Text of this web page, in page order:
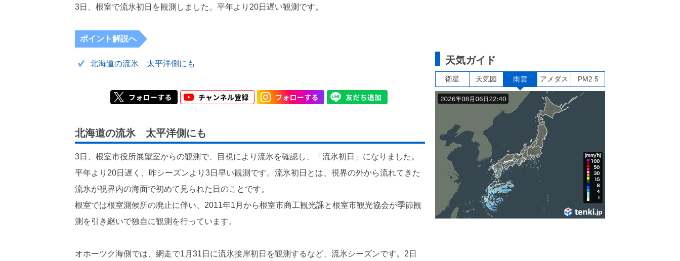
3日、根室で流氷初日を観測しました。平年より20日遅い観測です。
ポイント解説へ
北海道の流氷 太平洋側にも
北海道の流氷 太平洋側にも
3日、根室市役所展望室からの観測で、目視により流氷を確認し、「流氷初日」になりました。
平年より20日遅く、昨シーズンより3日早い観測です。流氷初日とは、視界の外から流れてきた
流氷が視界内の海面で初めて見られた日のことです。
根室では根室測候所の廃止に伴い、2011年1月から根室市商工観光課と根室市観光協会が季節観
測を引き継いで独自に観測を行っています。
オホーツク海側では、網走で1月31日に流氷接岸初日を観測するなど、流氷シーズンです。2日
天気ガイド
衛星 天気図 雨雲 アメダス PM2.5